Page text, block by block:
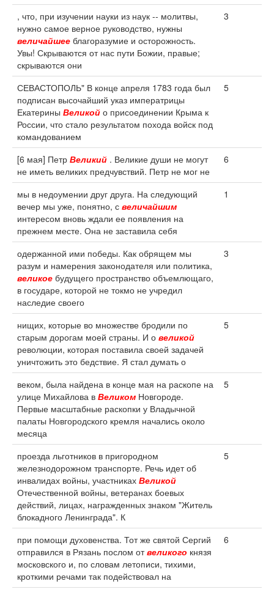
, что, при изучении науки из наук -- молитвы,
нужно самое верное руководство, нужны
величайшее благоразумие и осторожность.
Увы! Скрываются от нас пути Божии, правые;
скрываются они
3
СЕВАСТОПОЛЬ" В конце апреля 1783 года был
подписан высочайший указ императрицы
Екатерины Великой о присоединении Крыма к
России, что стало результатом похода войск под
командованием
5
[6 мая] Петр Великий . Великие души не могут
не иметь великих предчувствий. Петр не мог не
6
мы в недоумении друг друга. На следующий
вечер мы уже, понятно, с величайшим
интересом вновь ждали ее появления на
прежнем месте. Она не заставила себя
1
одержанной ими победы. Как обрящем мы
разум и намерения законодателя или политика,
великое будущего пространство объемлющаго,
в государе, которой не токмо не учредил
наследие своего
3
нищих, которые во множестве бродили по
старым дорогам моей страны. И о великой
революции, которая поставила своей задачей
уничтожить это бедствие. Я стал думать о
5
веком, была найдена в конце мая на раскопе на
улице Михайлова в Великом Новгороде.
Первые масштабные раскопки у Владычной
палаты Новгородского кремля начались около
месяца
5
проезда льготников в пригородном
железнодорожном транспорте. Речь идет об
инвалидах войны, участниках Великой
Отечественной войны, ветеранах боевых
действий, лицах, награжденных знаком "Житель
блокадного Ленинграда". К
5
при помощи духовенства. Тот же святой Сергий
отправился в Рязань послом отвеликого князя
московского и, по словам летописи, тихими,
кроткими речами так подействовал на
6